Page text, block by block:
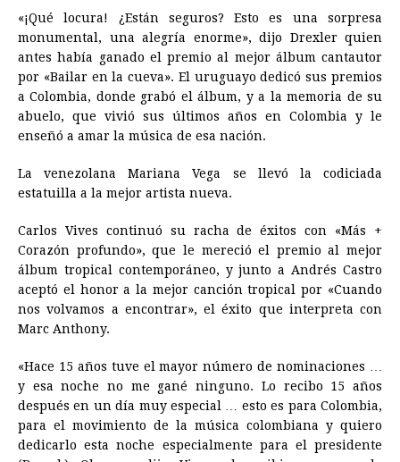
«¡Qué locura! ¿Están seguros? Esto es una sorpresa
monumental, una alegría enorme», dijo Drexler quien
antes había ganado el premio al mejor álbum cantautor
por «Bailar en la cueva». El uruguayo dedicó sus premios
a Colombia, donde grabó el álbum, y a la memoria de su
abuelo, que vivió sus últimos años en Colombia y le
enseñó a amar la música de esa nación.
La venezolana Mariana Vega se llevó la codiciada
estatuilla a la mejor artista nueva.
Carlos Vives continuó su racha de éxitos con «Más +
Corazón profundo», que le mereció el premio al mejor
álbum tropical contemporáneo, y junto a Andrés Castro
aceptó el honor a la mejor canción tropical por «Cuando
nos volvamos a encontrar», el éxito que interpreta con
Marc Anthony.
«Hace 15 años tuve el mayor número de nominaciones …
y esa noche no me gané ninguno. Lo recibo 15 años
después en un día muy especial … esto es para Colombia,
para el movimiento de la música colombiana y quiero
dedicarlo esta noche especialmente para el presidente